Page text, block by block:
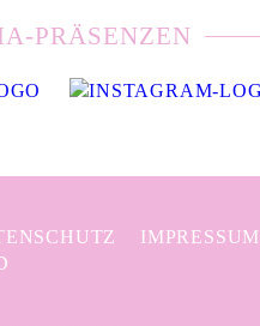
PRÄSENZEN
IMPRESSUM